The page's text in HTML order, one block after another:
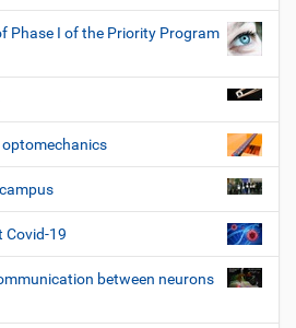
Phase I of the Priority Program
Covid-19
between neurons